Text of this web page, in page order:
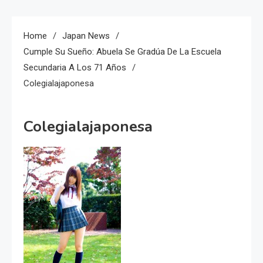
Home
Japan News
Cumple Su Sueño: Abuela Se Gradúa De La Escuela
Secundaria A Los 71 Años
Colegialajaponesa
Colegialajaponesa